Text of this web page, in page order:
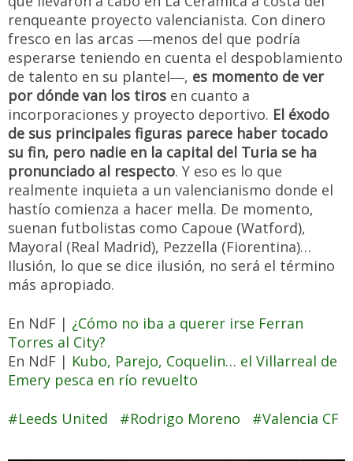
renqueante proyecto valencianista. Con dinero
fresco en las arcas ―menos del que podría
esperarse teniendo en cuenta el despoblamiento
de talento en su plantel―, es momento de ver
por dónde van los tiros en cuanto a
incorporaciones y proyecto deportivo. El éxodo
de sus principales figuras parece haber tocado
su fin, pero nadie en la capital del Turia se ha
pronunciado al respecto. Y eso es lo que
realmente inquieta a un valencianismo donde el
hastío comienza a hacer mella. De momento,
suenan futbolistas como Capoue (Watford),
Mayoral (Real Madrid), Pezzella (Fiorentina)…
Ilusión, lo que se dice ilusión, no será el término
más apropiado.
En NdF | ¿Cómo no iba a querer irse Ferran
Torres al City?
En NdF | Kubo, Parejo, Coquelin… el Villarreal de
Emery pesca en río revuelto
Leeds United Rodrigo Moreno Valencia CF